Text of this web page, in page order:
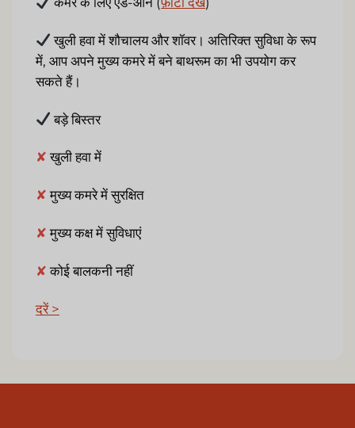
खुली हवा में शौचालय और शॉवर। अतिरिक्त सुविधा के रूप
में, आप अपने मुख्य कमरे में बने बाथरूम का भी उपयोग कर
सकते हैं।
बड़े बिस्तर
✘ खुली हवा में
✘ मुख्य कमरे में सुरक्षित
✘ मुख्य कक्ष में सुविधाएं
✘ कोई बालकनी नहीं
दरें >